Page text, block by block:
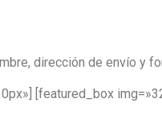
dirección de envío y
[featured_box